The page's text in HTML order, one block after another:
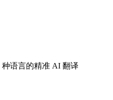
种语言的精准 AI 翻译